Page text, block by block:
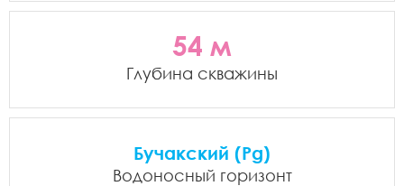
54 м
Глубина скважины
Бучакский (Pg)
Водоносный горизонт